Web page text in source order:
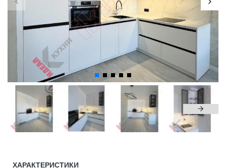
ХАРАКТЕРИСТИКИ